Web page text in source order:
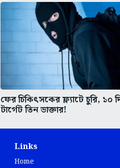
ফের চিকিৎসকের ফ্ল্যাটে চুরি, ১০
টার্গেট তিন ডাক্তার!
Links
Home